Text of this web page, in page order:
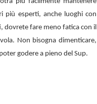
più esperti, anche luoghi con
fare meno fatica con il
Non bisogna dimenticare,
godere a pieno del Sup.